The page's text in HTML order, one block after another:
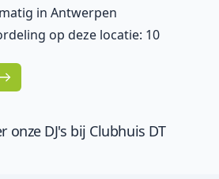
in Antwerpen
op deze locatie: 10
onze DJ's bij Clubhuis DT